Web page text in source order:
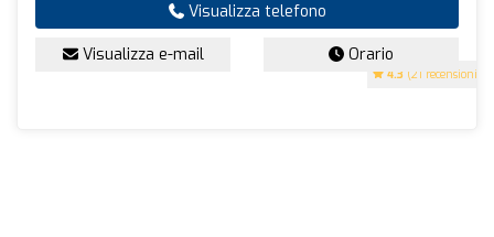
4.3 (21 recensioni)
Visualizza telefono
Visualizza e-mail Orario